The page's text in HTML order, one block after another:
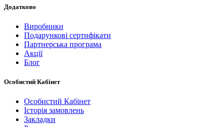
Додатково
Виробники
Подарункові сертифікати
Партнерська програма
Акції
Блог
Особистий Кабінет
Особистий Кабінет
Історія замовлень
Закладки